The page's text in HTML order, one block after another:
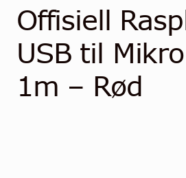
Industriell Raspberry Pi
Raspberry Pi Tilbehør
Samlinger
Offisiell
USB til
1m – Rød